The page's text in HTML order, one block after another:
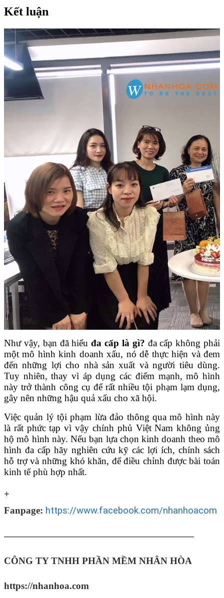
Kết luận
Như vậy, bạn đã hiểuđa cấp là gì? đa cấp không phải
một mô hình kinh doanh xấu, nó dễ thực hiện và đem
đến những lợi cho nhà sản xuất và người tiêu dùng.
Tuy nhiên, thay vì áp dụng các điểm mạnh, mô hình
này trở thành công cụ để rất nhiều tội phạm lạm dụng,
gây nên những hậu quả xấu cho xã hội.
Việc quản lý tội phạm lừa đảo thông qua mô hình này
là rất phức tạp vì vậy chính phủ Việt Nam không ủng
hộ mô hình này. Nếu bạn lựa chọn kinh doanh theo mô
hình đa cấp hãy nghiên cứu kỹ các lợi ích, chính sách
hỗ trợ và những khó khăn, để điều chỉnh được bài toán
kinh tế phù hợp nhất.
+
Fanpage: https://www.facebook.com/nhanhoacom
————————————————————
CÔNG TY TNHH PHẦN MỀM NHÂN HÒA
https://nhanhoa.com